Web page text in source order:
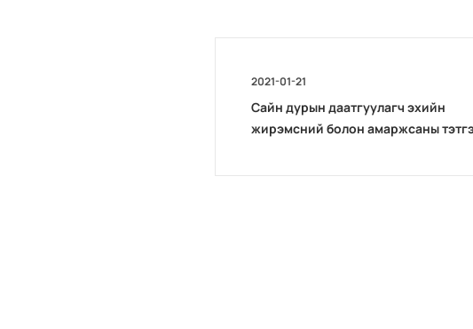
2021-01-21
Сайн дурын даатгуулагч эхийн
жирэмсний болон амаржсаны